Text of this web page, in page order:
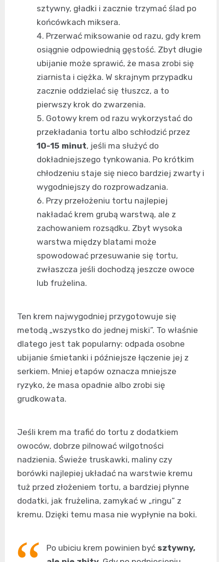
sztywny, gładki i zacznie trzymać ślad po
końcówkach miksera.
Przerwać miksowanie od razu, gdy krem
osiągnie odpowiednią gęstość. Zbyt długie
ubijanie może sprawić, że masa zrobi się
ziarnista i ciężka. W skrajnym przypadku
zacznie oddzielać się tłuszcz, a to
pierwszy krok do zwarzenia.
Gotowy krem od razu wykorzystać do
przekładania tortu albo schłodzić przez
10-15 minut, jeśli ma służyć do
dokładniejszego tynkowania. Po krótkim
chłodzeniu staje się nieco bardziej zwarty i
wygodniejszy do rozprowadzania.
Przy przełożeniu tortu najlepiej
nakładać krem grubą warstwą, ale z
zachowaniem rozsądku. Zbyt wysoka
warstwa między blatami może
spowodować przesuwanie się tortu,
zwłaszcza jeśli dochodzą jeszcze owoce
lub frużelina.
Ten krem najwygodniej przygotowuje się
metodą „wszystko do jednej miski”. To właśnie
dlatego jest tak popularny: odpada osobne
ubijanie śmietanki i późniejsze łączenie jej z
serkiem. Mniej etapów oznacza mniejsze
ryzyko, że masa opadnie albo zrobi się
grudkowata.
Jeśli krem ma trafić do tortu z dodatkiem
owoców, dobrze pilnować wilgotności
nadzienia. Świeże truskawki, maliny czy
borówki najlepiej układać na warstwie kremu
tuż przed złożeniem tortu, a bardziej płynne
dodatki, jak frużelina, zamykać w „ringu” z
kremu. Dzięki temu masa nie wypłynie na boki.
Po ubiciu krem powinien być sztywny,